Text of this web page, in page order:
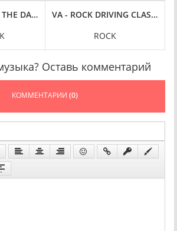
THE DARK SIDE OF THE MOON REDUX
VA - ROCK DRIVING CLASSICS
ROCK
Оставь комментарий
КОММЕНТАРИИ (0)